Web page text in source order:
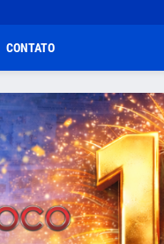
CONTATO